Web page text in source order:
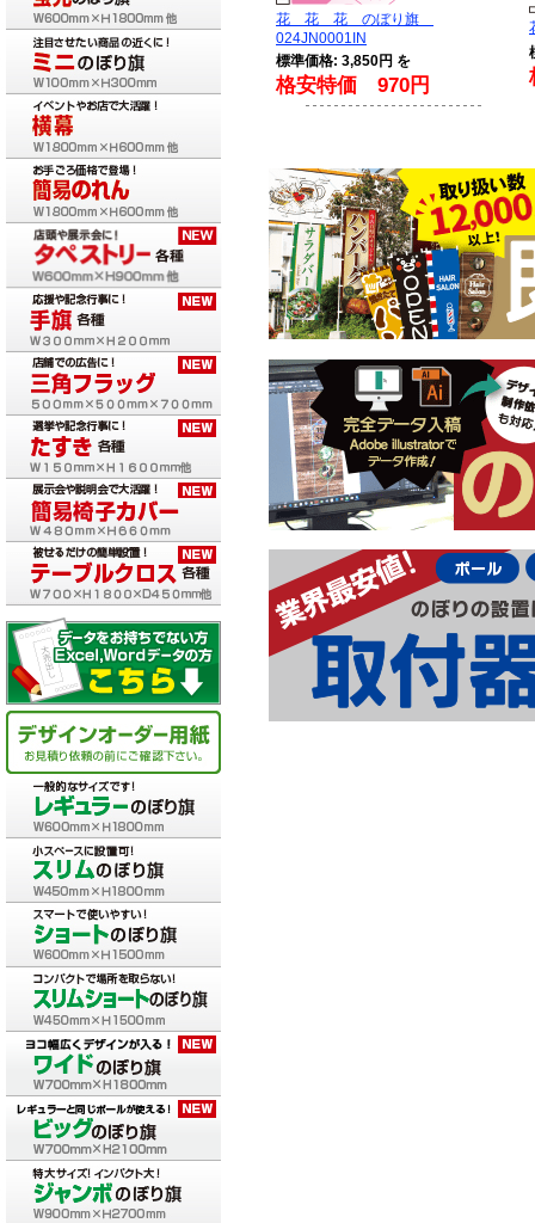
花 花 花 のぼり旗
024JN0001IN
標準価格: 3,850円 を
格安特価 970円